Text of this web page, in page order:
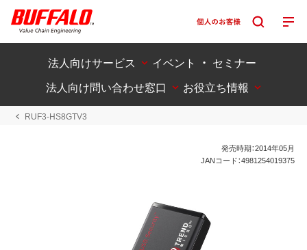
法人向けサービス
イベント ・ セミナー
法人向け問い合わせ窓口
お役立ち情報
RUF3-HS8GTV3
発売時期：2014年05月
JANコード：4981254019375